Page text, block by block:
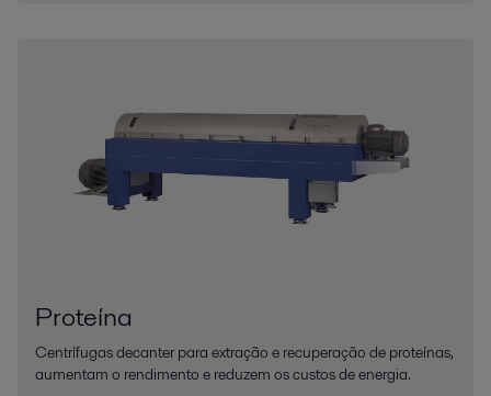
Proteína
Centrífugas decanter para extração e recuperação de proteínas,
aumentam o rendimento e reduzem os custos de energia.